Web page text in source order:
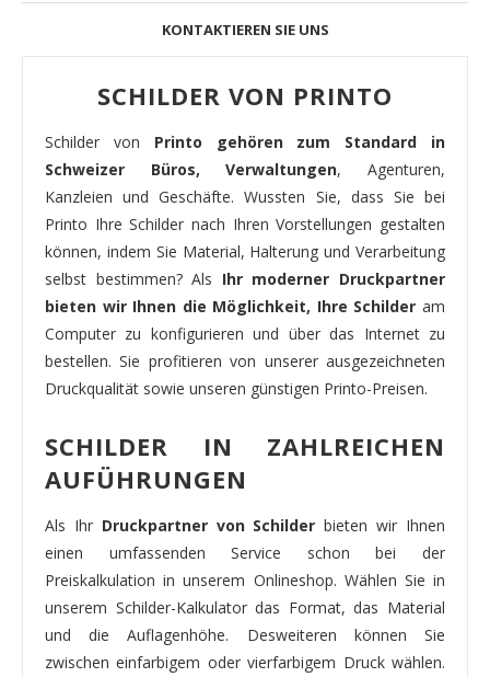
KONTAKTIEREN SIE UNS
SCHILDER VON PRINTO
Schilder von Printo gehören zum Standard in
Schweizer Büros, Verwaltungen, Agenturen,
Kanzleien und Geschäfte. Wussten Sie, dass Sie bei
Printo Ihre Schilder nach Ihren Vorstellungen gestalten
können, indem Sie Material, Halterung und Verarbeitung
selbst bestimmen? Als Ihr moderner Druckpartner
bieten wir Ihnen die Möglichkeit, Ihre Schilder am
Computer zu konfigurieren und über das Internet zu
bestellen. Sie profitieren von unserer ausgezeichneten
Druckqualität sowie unseren günstigen Printo-Preisen.
SCHILDER IN ZAHLREICHEN
AUFÜHRUNGEN
Als Ihr Druckpartner von Schilderbieten wir Ihnen
einen umfassenden Service schon bei der
Preiskalkulation in unserem Onlineshop. Wählen Sie in
unserem Schilder-Kalkulator das Format, das Material
und die Auflagenhöhe. Desweiteren können Sie
zwischen einfarbigem oder vierfarbigem Druck wählen.